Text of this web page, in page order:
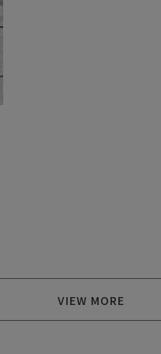
VIEW MORE